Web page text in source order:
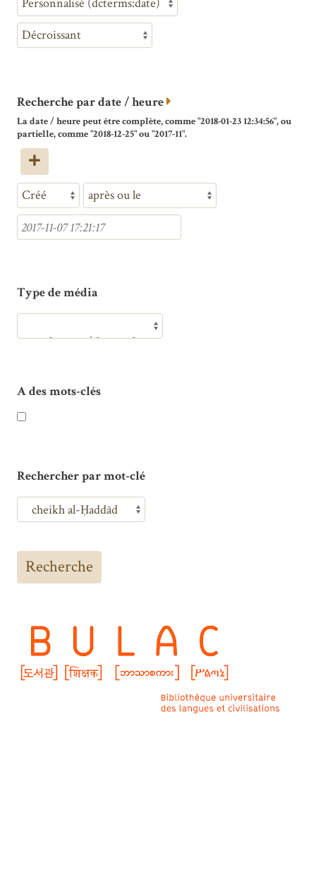
Recherche par date / heure
La date / heure peut être complète, comme "2018-01-23 12:34:56", ou
partielle, comme "2018-12-25" ou "2017-11".
Type de média
A des mots-clés
Rechercher par mot-clé